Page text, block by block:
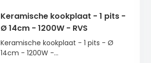
Keramische kookplaat - 1 pits -
Ø 14cm - 1200W - RVS
Keramische kookplaat - 1 pits - Ø
14cm - 1200W -...